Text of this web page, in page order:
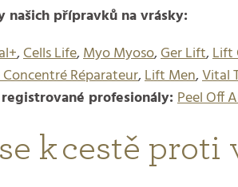
našich přípravků na vrásky:
,Cells Life,Myo Myoso,Ger Lift,Lift
Concentré Réparateur,Lift Men,Vital
profesionály: Peel Off
k cestě proti